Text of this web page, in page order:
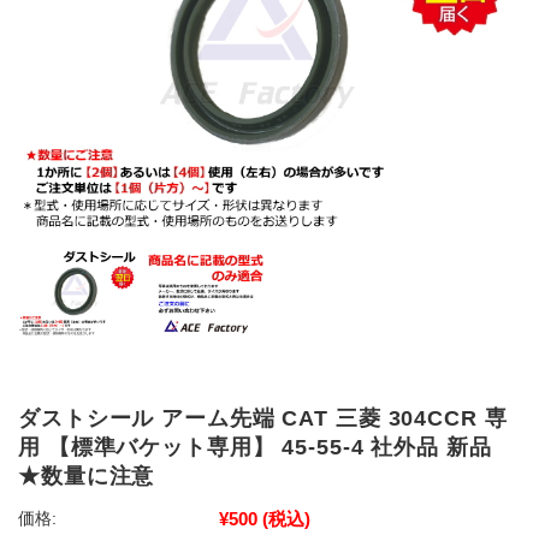
ダストシール アーム先端 CAT 三菱 304CCR 専
用 【標準バケット専用】 45-55-4 社外品 新品
★数量に注意
価格: ¥500 (税込)